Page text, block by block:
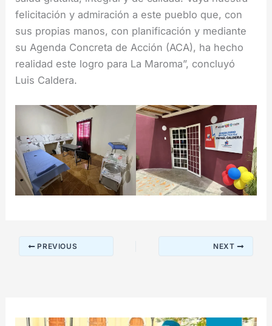
felicitación y admiración a este pueblo que, con
sus propias manos, con planificación y mediante
su Agenda Concreta de Acción (ACA), ha hecho
realidad este logro para La Maroma”, concluyó
Luis Caldera.
PREVIOUS NEXT